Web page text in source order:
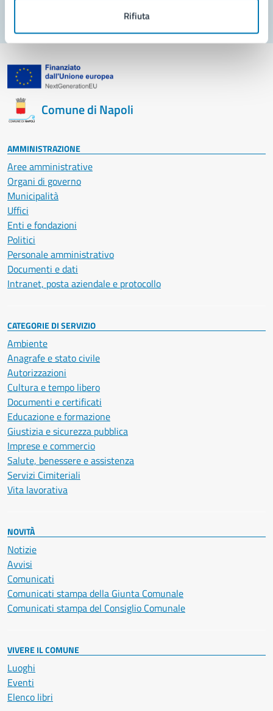
Rifiuta
Comune di Napoli
AMMINISTRAZIONE
Aree amministrative
Organi di governo
Municipalità
Uffici
Enti e fondazioni
Politici
Personale amministrativo
Documenti e dati
Intranet, posta aziendale e protocollo
CATEGORIE DI SERVIZIO
Ambiente
Anagrafe e stato civile
Autorizzazioni
Cultura e tempo libero
Documenti e certificati
Educazione e formazione
Giustizia e sicurezza pubblica
Imprese e commercio
Salute, benessere e assistenza
Servizi Cimiteriali
Vita lavorativa
NOVITÀ
Notizie
Avvisi
Comunicati
Comunicati stampa della Giunta Comunale
Comunicati stampa del Consiglio Comunale
VIVERE IL COMUNE
Luoghi
Eventi
Elenco libri